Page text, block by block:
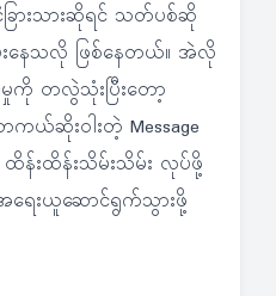
ားသားဆိုရင် သတ်ပစ်ဆို
နေသလို ဖြစ်နေတယ်။ အဲလို
ကို တလွဲသုံးပြီးတော့
းဝါးတဲ့ Message
ထိန်းထိန်းသိမ်းသိမ်း လုပ်ဖို့
ေးယူဆောင်ရွက်သွားဖို့